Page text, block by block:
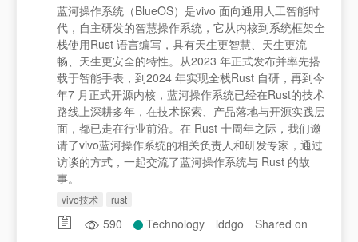
蓝河操作系统（BlueOS）是vivo 面向通用人工智能时
代，自主研发的智慧操作系统，它从内核到系统框架全
栈使用Rust 语言编写，具有天生更智慧、天生更流
畅、天生更安全的特性。从2023 年正式发布并率先搭
载于智能手表，到2024 年实现全栈Rust 自研，再到今
年7 月正式开源内核，蓝河操作系统已经在Rust的技术
路线上深耕多年，在技术探索、产品落地与开源实践层
面，都已走在行业前沿。在 Rust 十周年之际，我们邀
请了vivo蓝河操作系统的相关负责人和研发专家，通过
访谈的方式，一起交流了蓝河操作系统与 Rust 的故
事。
vivo技术 rust
590 Technology lddgo
Shared on